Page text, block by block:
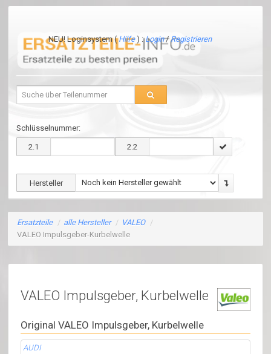
NEU! Loginsystem (Hilfe) :Login/Registrieren
Schlüsselnummer:
2.1 2.2
Hersteller
Ersatzteile / alle Hersteller / VALEO /
VALEO Impulsgeber-Kurbelwelle
VALEO Impulsgeber, Kurbelwelle
Original VALEO Impulsgeber, Kurbelwelle
AUDI